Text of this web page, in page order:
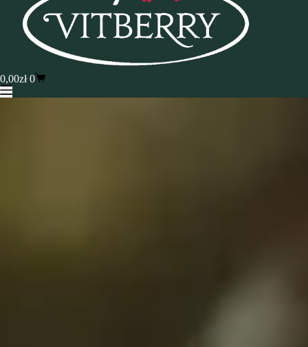
0,00zł 0